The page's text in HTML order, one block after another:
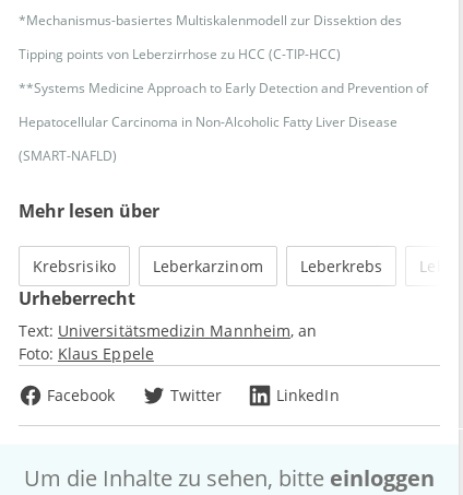
*Mechanismus-basiertes Multiskalenmodell zur Dissektion des
Tipping points von Leberzirrhose zu HCC (C-TIP-HCC)
**Systems Medicine Approach to Early Detection and Prevention of
Hepatocellular Carcinoma in Non-Alcoholic Fatty Liver Disease
(SMART-NAFLD)
Mehr lesen über
Krebsrisiko Leberkarzinom Leberkrebs
Urheberrecht
Text: Universitätsmedizin Mannheim an
Foto: Klaus Eppele
Facebook
Twitter LinkedIn
Um die Inhalte zu sehen, bitte einloggen